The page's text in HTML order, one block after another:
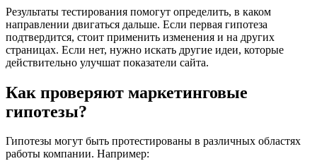
Результаты тестирования помогут определить, в каком
направлении двигаться дальше. Если первая гипотеза
подтвердится, стоит применить изменения и на других
страницах. Если нет, нужно искать другие идеи, которые
действительно улучшат показатели сайта.
Как проверяют маркетинговые
гипотезы?
Гипотезы могут быть протестированы в различных областях
работы компании. Например: